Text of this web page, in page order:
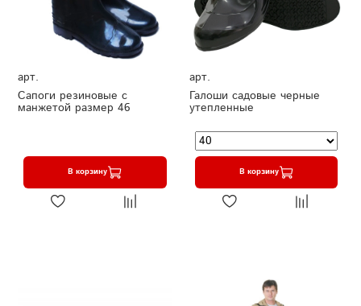
арт.
Сапоги резиновые с
манжетой размер 46
В корзину
арт.
Галоши садовые черные
утепленные
В корзину